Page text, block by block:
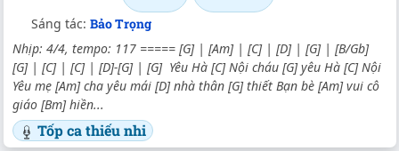
Sáng tác: Bảo Trọng
Nhịp: 4/4, tempo: 117 ===== [G] | [Am] | [C] | [D] | [G] | [B/Gb]
[G] | [C] | [C] | [D]-[G] | [G] Yêu Hà [C] Nội cháu [G] yêu Hà [C] Nội
Yêu mẹ [Am] cha yêu mái [D] nhà thân [G] thiết Bạn bè [Am] vui cô
giáo [Bm] hiền...
Tốp ca thiếu nhi